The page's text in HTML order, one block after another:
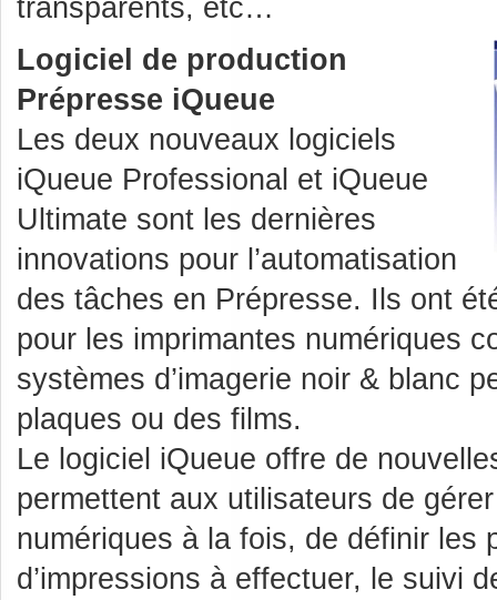
transparents, etc…
Logiciel de production
Prépresse iQueue
Les deux nouveaux logiciels
iQueue Professional et iQueue
Ultimate sont les dernières
innovations pour l’automatisation
des tâches en Prépresse. Ils ont
pour les imprimantes numériques
systèmes d’imagerie noir & blanc
plaques ou des films.
Le logiciel iQueue offre de
permettent aux utilisateurs de
numériques à la fois, de définir les
d’impressions à effectuer, le suivi